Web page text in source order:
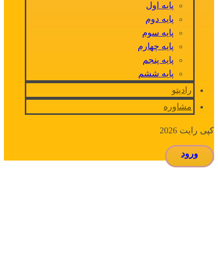
پایه اول
پایه دوم
پایه سوم
پایه چهارم
پایه پنجم
پایه ششم
رادیتو
مشاوره
کپی رایت 2026
ورود